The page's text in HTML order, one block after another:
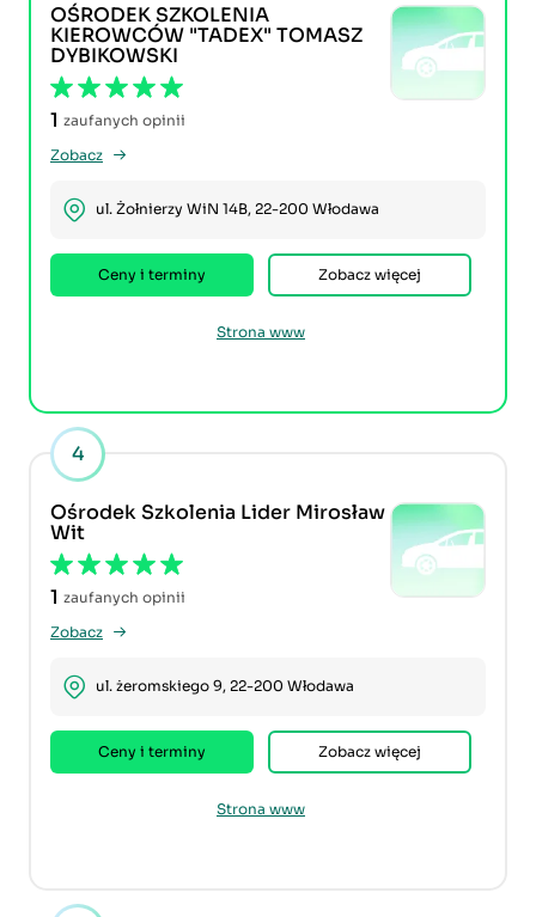
OŚRODEK SZKOLENIA
KIEROWCÓW "TADEX" TOMASZ
DYBIKOWSKI
1 zaufanych opinii
Zobacz
ul. Żołnierzy WiN 14B, 22-200 Włodawa
Ceny i terminy Zobacz więcej
Strona www
4
Ośrodek Szkolenia Lider Mirosław
Wit
1 zaufanych opinii
Zobacz
ul. żeromskiego 9, 22-200 Włodawa
Ceny i terminy Zobacz więcej
Strona www